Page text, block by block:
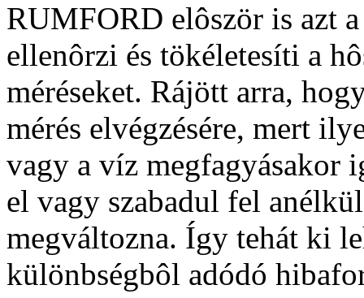
RUMFORD elôször is azt
ellenôrzi és tökéletesíti a
méréseket. Rájött arra,
mérés elvégzésére, mert
vagy a víz megfagyásakor
el vagy szabadul fel
megváltozna. Így tehát ki
különbségbôl adódó